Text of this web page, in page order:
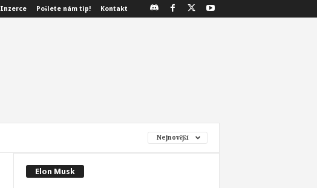
Inzerce Pošlete nám tip! Kontakt
Nejnovější
Elon Musk